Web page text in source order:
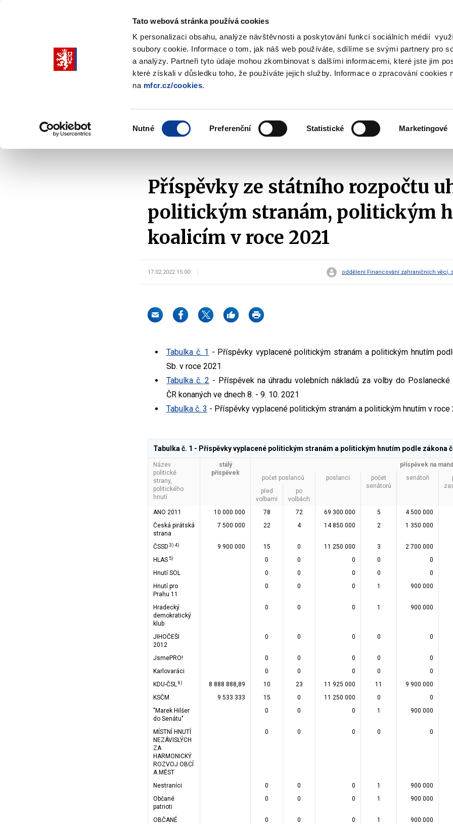
Tato webová stránka používá cookies
K personalizaci obsahu, analýze návštěvnosti a poskytování funkcí sociálních médií
soubory cookie. Informace o tom, jak náš web používáte, sdílíme se svými partnery pro
a analýzy. Partneři tyto údaje mohou zkombinovat s dalšími informacemi, které jste jim
které získali v důsledku toho, že používáte jejich služby. Informace o zpracování cookies
na mfcr.cz/cookies.
Nutné Preferenční Statistické Marketingové
Vyhledat
submenu
submenu
politika
submenu
submenu
účetnictví
Podpora z národních zdrojů Politické strany a hnutí Příspěvky ze státního rozpočtu
Příspěvky ze státního rozpočtu
politickým stranám, politickým
koalicím v roce 2021
17.02.2022 15:00 oddělení Financování zahraničních věcí,
Tabulka č. 1 - Příspěvky vyplacené politickým stranám a politickým hnutím
Sb. v roce 2021
Tabulka č. 2 - Příspěvek na úhradu volebních nákladů za volby do Poslanecké
ČR konaných ve dnech 8. - 9. 10. 2021
Tabulka č. 3 - Příspěvky vyplacené politickým stranám a politickým hnutím v
Tabulka č. 1 - Příspěvky vyplacené politickým stranám a politickým hnutím podle zákona č.
Název
politické
strany,
politického
hnutí
stálý
příspěvek
příspěvek na
počet poslanců poslanci
počet
senátorů
senátoři
před
volbami
po
volbách
ANO 2011
10 000 000 78 72 69 300 000 5 4 500 000
Česká pirátská
strana
7 500 000 22 4 14 850 000 2 1 350 000
ČSSD 3) 4) 9 900 000 15 0 11 250 000 3 2 700 000
HLAS 5) 0 0 0 0 0
Hnutí SOL
0 0 0 0 0
Hnutí pro
Prahu 11
0 0 0 1 900 000
Hradecký
demokratický
klub
0 0 0 1 900 000
JIHOČEŠI
2012
0 0 0 0 0
JsmePRO! 0 0 0 0 0
Karlovaráci
0 0 0 0 0
KDU-ČSL 6) 8 888 888,89 10 23 11 925 000 11 9 900 000
KSČM
9 533 333 15 0 11 250 000 0 0
"Marek Hilšer
do Senátu"
0 0 0 1 900 000
MÍSTNÍ HNUTÍ
NEZÁVISLÝCH
ZA
HARMONICKÝ
ROZVOJ OBCÍ
A MĚST
0 0 0 0 0
Nestraníci 0 0 0 1 900 000
Občané
patrioti
0 0 0 1 900 000
OBČANÉ
0 0 0 1 900 000